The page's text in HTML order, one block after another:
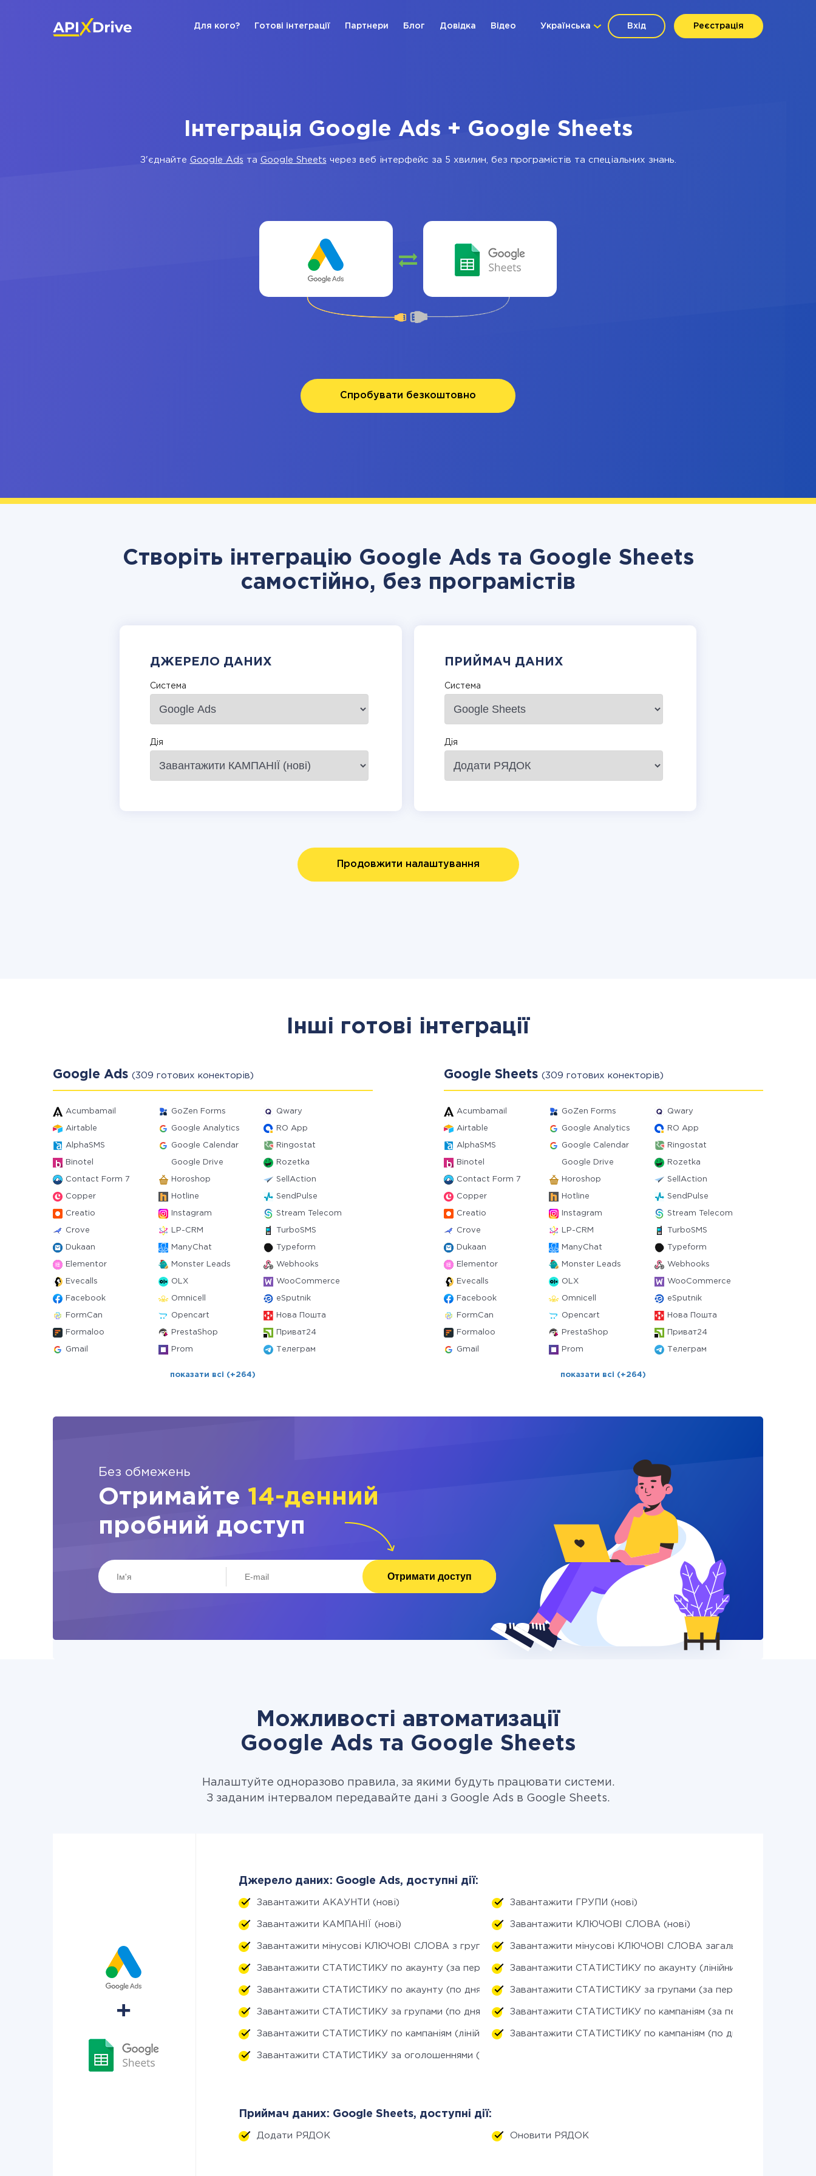
Вхід Реєстрація
Українська
Для кого? Готові інтеграції Партнери Блог Довідка Відео
Інтеграція Google Ads + Google Sheets
З'єднайте Google Ads та Google Sheets через веб інтерфейс за 5 хвилин, без програмістів та спеціальних знань.
Спробувати безкоштовно
Створіть інтеграцію Google Ads та Google Sheets
самостійно, без програмістів
ДЖЕРЕЛО ДАНИХ
Система
Дія
ПРИЙМАЧ ДАНИХ
Система
Дія
Продовжити налаштування
Інші готові інтеграції
Google Ads (309 готових конекторів)
Acumbamail GoZen Forms Qwary
Airtable Google Analytics RO App
AlphaSMS Google Calendar Ringostat
Binotel Google Drive Rozetka
Contact Form 7 Horoshop SellAction
Copper Hotline SendPulse
Creatio Instagram Stream Telecom
Crove LP-CRM TurboSMS
Dukaan ManyChat Typeform
Elementor Monster Leads Webhooks
Evecalls OLX WooCommerce
Facebook Omnicell eSputnik
FormCan Opencart Нова Пошта
Formaloo PrestaShop Приват24
Gmail Prom Телеграм
показати всі (+264)
Google Sheets (309 готових конекторів)
Acumbamail GoZen Forms Qwary
Airtable Google Analytics RO App
AlphaSMS Google Calendar Ringostat
Binotel Google Drive Rozetka
Contact Form 7 Horoshop SellAction
Copper Hotline SendPulse
Creatio Instagram Stream Telecom
Crove LP-CRM TurboSMS
Dukaan ManyChat Typeform
Elementor Monster Leads Webhooks
Evecalls OLX WooCommerce
Facebook Omnicell eSputnik
FormCan Opencart Нова Пошта
Formaloo PrestaShop Приват24
Gmail Prom Телеграм
показати всі (+264)
Без обмежень
Отримайте 14-денний
пробний доступ
Отримати доступ
Можливості автоматизації
Google Ads та Google Sheets
Налаштуйте одноразово правила, за якими будуть працювати системи.
З заданим інтервалом передавайте дані з Google Ads в Google Sheets.
Джерело даних: Google Ads, доступні дії:
Завантажити АКАУНТИ (нові) Завантажити ГРУПИ (нові)
Завантажити КАМПАНІЇ (нові) Завантажити КЛЮЧОВІ СЛОВА (нові)
Завантажити мінусові КЛЮЧОВІ СЛОВА з груп (нові)Завантажити мінусові КЛЮЧОВІ СЛОВА загального списку
Завантажити СТАТИСТИКУ по акаунту (за період) Завантажити СТАТИСТИКУ по акаунту (лінійний прогноз)
Завантажити СТАТИСТИКУ по акаунту (по днях) Завантажити СТАТИСТИКУ за групами (за період)
Завантажити СТАТИСТИКУ за групами (по днях) Завантажити СТАТИСТИКУ по кампаніям (за період)
Завантажити СТАТИСТИКУ по кампаніям (лінійний прогноз)Завантажити СТАТИСТИКУ по кампаніям (по днях)
Завантажити СТАТИСТИКУ за оголошеннями (по днях)
Приймач даних: Google Sheets, доступні дії:
Додати РЯДОК Оновити РЯДОК